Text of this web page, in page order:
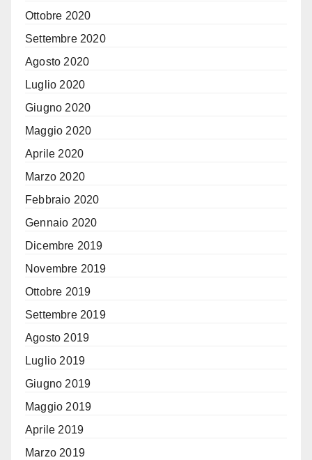
Ottobre 2020
Settembre 2020
Agosto 2020
Luglio 2020
Giugno 2020
Maggio 2020
Aprile 2020
Marzo 2020
Febbraio 2020
Gennaio 2020
Dicembre 2019
Novembre 2019
Ottobre 2019
Settembre 2019
Agosto 2019
Luglio 2019
Giugno 2019
Maggio 2019
Aprile 2019
Marzo 2019